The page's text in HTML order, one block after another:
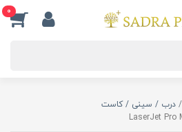
0
درب / سینی / کاست